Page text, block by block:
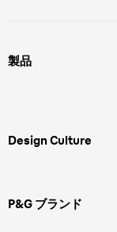
製品
スキンケア
ipl脱毛
Design Culture
Braun Brand & Products
P&G ブランド